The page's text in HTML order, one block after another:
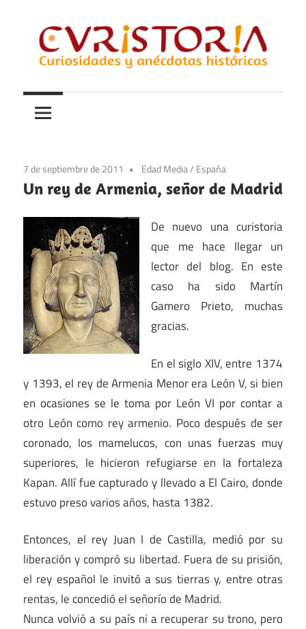
contenido
Curistoria
y
anécdotas
historia
7 de septiembre de 2011 Edad Media/ España
Un rey de Armenia, señor de Madrid
De nuevo una curistoria
que me hace llegar un
lector del blog. En este
caso ha sido Martín
Gamero Prieto, muchas
gracias.
En el siglo XIV, entre 1374
y 1393, el rey de Armenia Menor era León V, si bien
en ocasiones se le toma por León VI por contar a
otro León como rey armenio. Poco después de ser
coronado, los mamelucos, con unas fuerzas muy
superiores, le hicieron refugiarse en la fortaleza
Kapan. Allí fue capturado y llevado a El Cairo, donde
estuvo preso varios años, hasta 1382.
Entonces, el rey Juan I de Castilla, medió por su
liberación y compró su libertad. Fuera de su prisión,
el rey español le invitó a sus tierras y, entre otras
rentas, le concedió el señorío de Madrid.
Nunca volvió a su país ni a recuperar su trono, pero